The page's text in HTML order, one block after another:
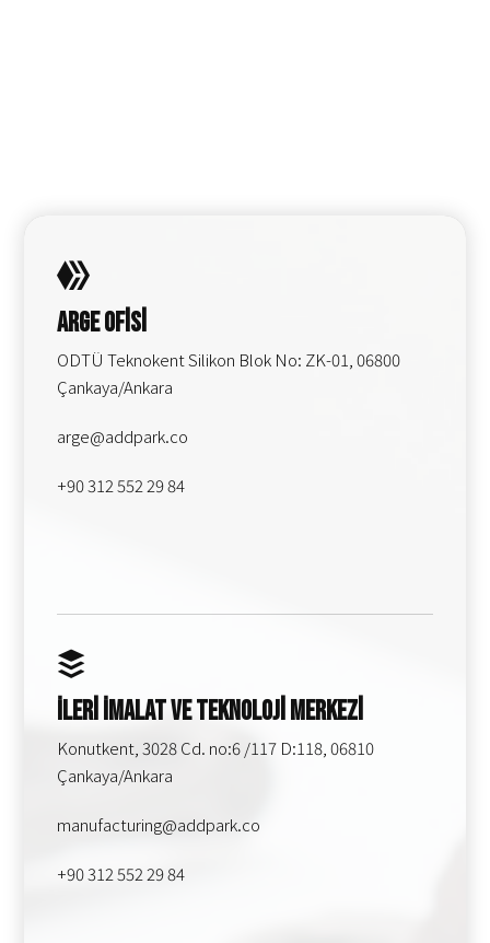
Arge Ofisi
ODTÜ Teknokent Silikon Blok No: ZK-01, 06800
Çankaya/Ankara
arge@addpark.co
+90 312 552 29 84
İleri İmalat ve Teknoloji Merkezi
Konutkent, 3028 Cd. no:6 /117 D:118, 06810
Çankaya/Ankara
manufacturing@addpark.co
+90 312 552 29 84